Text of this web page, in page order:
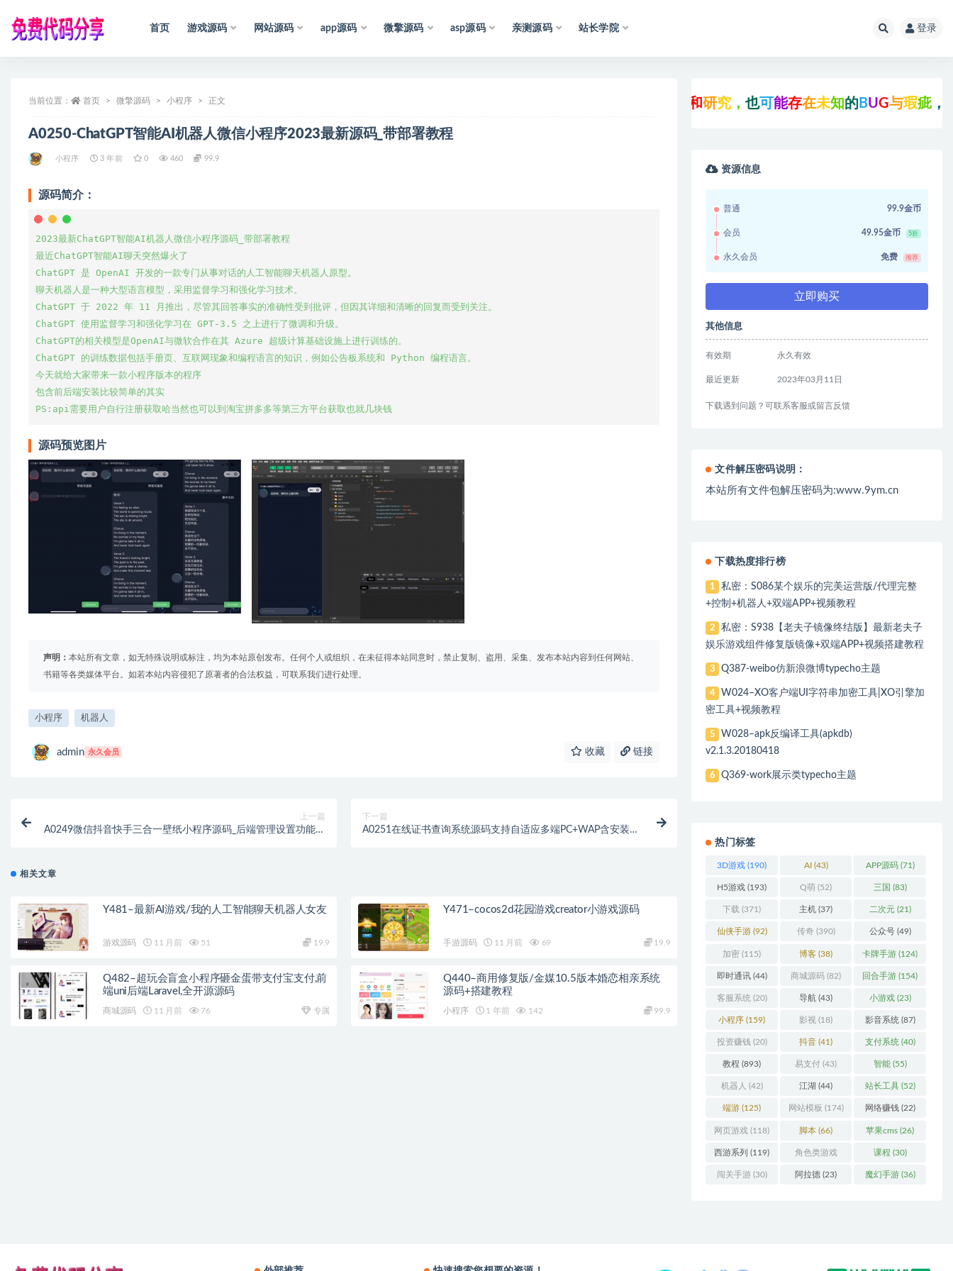
首页 游戏源码 网站源码 app源码 微擎源码 asp源码 亲测源码 站长学院 登录
当前位置： 首页 微擎源码 小程序 正文
A0250-ChatGPT智能AI机器人微信小程序2023最新源码_带部署教程
小程序 3 年前 0 460 99.9
源码简介：
2023最新ChatGPT智能AI机器人微信小程序源码_带部署教程
最近ChatGPT智能AI聊天突然爆火了
ChatGPT 是 OpenAI 开发的一款专门从事对话的人工智能聊天机器人原型。
聊天机器人是一种大型语言模型，采用监督学习和强化学习技术。
ChatGPT 于 2022 年 11 月推出，尽管其回答事实的准确性受到批评，但因其详细和清晰的回复而受到关注。
ChatGPT 使用监督学习和强化学习在 GPT-3.5 之上进行了微调和升级。
ChatGPT的相关模型是OpenAI与微软合作在其 Azure 超级计算基础设施上进行训练的。
ChatGPT 的训练数据包括手册页、互联网现象和编程语言的知识，例如公告板系统和 Python 编程语言。
今天就给大家带来一款小程序版本的程序
包含前后端安装比较简单的其实
源码预览图片
声明： 本站所有文章，如无特殊说明或标注，均为本站原创发布。任何个人或组织，在未征得本站同意时，禁止复制、盗用、采集、发布本站内容到任何网站、
书籍等各类媒体平台。如若本站内容侵犯了原著者的合法权益，可联系我们进行处理。
小程序 机器人
admin 永久会员 收藏 链接
上一篇
A0249微信抖音快手三合一壁纸小程序源码_后端管理设置功能丰
下一篇
A0251在线证书查询系统源码支持自适应多端PC+WAP含安装教
相关文章
Y481–最新AI游戏/我的人工智能聊天机器人女友
游戏源码 11 月前 51 19.9
Y471–cocos2d花园游戏creator小游戏源码
手游源码 11 月前 69 19.9
Q482–超玩会盲盒小程序砸金蛋带支付宝支付,前
端uni后端Laravel,全开源源码
商城源码 11 月前 76 专属
Q440–商用修复版/金媒10.5版本婚恋相亲系统
源码+搭建教程
小程序 1 年前 142 99.9
究，也可 能存 在未知的BUG 与瑕疵，可先
资源信息
普通 99.9金币
会员 49.95金币 5折
永久会员 免费 推荐
立即购买
其他信息
有效期 永久有效
最近更新 2023年03月11日
下载遇到问题？可联系客服或留言反馈
文件解压密码说明：
本站所有文件包解压密码为:www.9ym.cn
下载热度排行榜
1
私密：S086某个娱乐的完美运营版/代理完整
+控制+机器人+双端APP+视频教程
2
私密：S938【老夫子镜像终结版】最新老夫子
娱乐游戏组件修复版镜像+双端APP+视频搭建教程
3 Q387-weibo仿新浪微博typecho主题
4
W024–XO客户端UI字符串加密工具|XO引擎加
密工具+视频教程
5
W028–apk反编译工具(apkdb)
v2.1.3.20180418
6 Q369-work展示类typecho主题
热门标签
3D游戏 (190) AI(43) APP源码(71)
H5游戏 (193) Q萌 (52) 三国 (83)
下载 (371) 主机 (37) 二次元(21)
仙侠手游(92) 传奇(390) 公众号(49)
加密 (115) 博客 (38) 卡牌手游 (124)
即时通讯(44) 商城源码 (82) 回合手游 (154)
客服系统 (20) 导航 (43) 小游戏(23)
小程序 (159) 影视 (18) 影音系统 (87)
投资赚钱 (20) 抖音 (41) 支付系统 (40)
教程 (893) 易支付 (43) 智能(55)
机器人 (42) 江湖 (44) 站长工具(52)
端游 (125) 网站模板 (174) 网络赚钱(22)
网页游戏 (118) 脚本 (66) 苹果cms (26)
西游系列 (119) 角色类游戏
(306)
课程 (30)
闯关手游(30) 阿拉德 (23) 魔幻手游(36)